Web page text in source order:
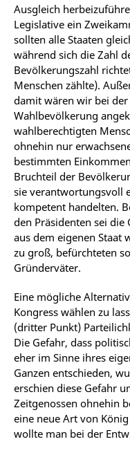
Ausgleich
Legislative ein
sollten alle Staaten
während sich die Zahl
Bevölkerungszahl
Menschen zählte).
damit wären wir bei
Wahlbevölkerung
wahlberechtigten
ohnehin nur
bestimmten
Bruchteil der
sie verantwortungsvoll
kompetent handelten.
den Präsidenten sei die
aus dem eigenen Staat
zu groß, befürchteten
Gründerväter.
Eine mögliche
Kongress wählen zu
(dritter Punkt)
Die Gefahr, dass
eher im Sinne ihres
Ganzen entschieden,
erschien diese Gefahr
Zeitgenossen ohnehin
eine neue Art von
wollte man bei der